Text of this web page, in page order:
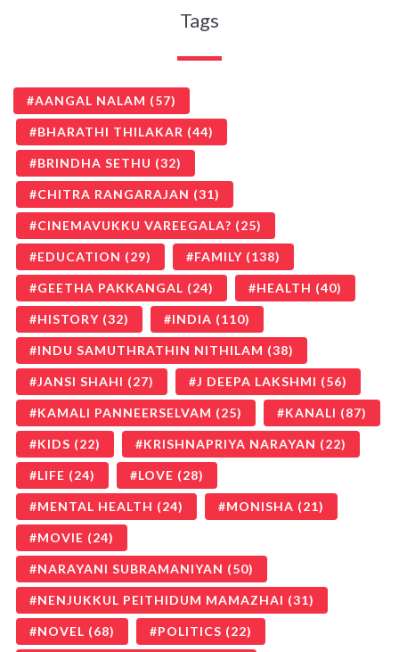
Tags
AANGAL NALAM (57)
BHARATHI THILAKAR (44)
BRINDHA SETHU (32)
CHITRA RANGARAJAN (31)
CINEMAVUKKU VAREEGALA? (25)
EDUCATION (29) FAMILY (138)
GEETHA PAKKANGAL (24) HEALTH (40)
HISTORY (32) INDIA (110)
INDU SAMUTHRATHIN NITHILAM (38)
JANSI SHAHI (27) J DEEPA LAKSHMI (56)
KAMALI PANNEERSELVAM (25) KANALI (87)
KIDS (22) KRISHNAPRIYA NARAYAN (22)
LIFE (24) LOVE (28)
MENTAL HEALTH (24) MONISHA (21)
MOVIE (24)
NARAYANI SUBRAMANIYAN (50)
NENJUKKUL PEITHIDUM MAMAZHAI (31)
NOVEL (68) POLITICS (22)